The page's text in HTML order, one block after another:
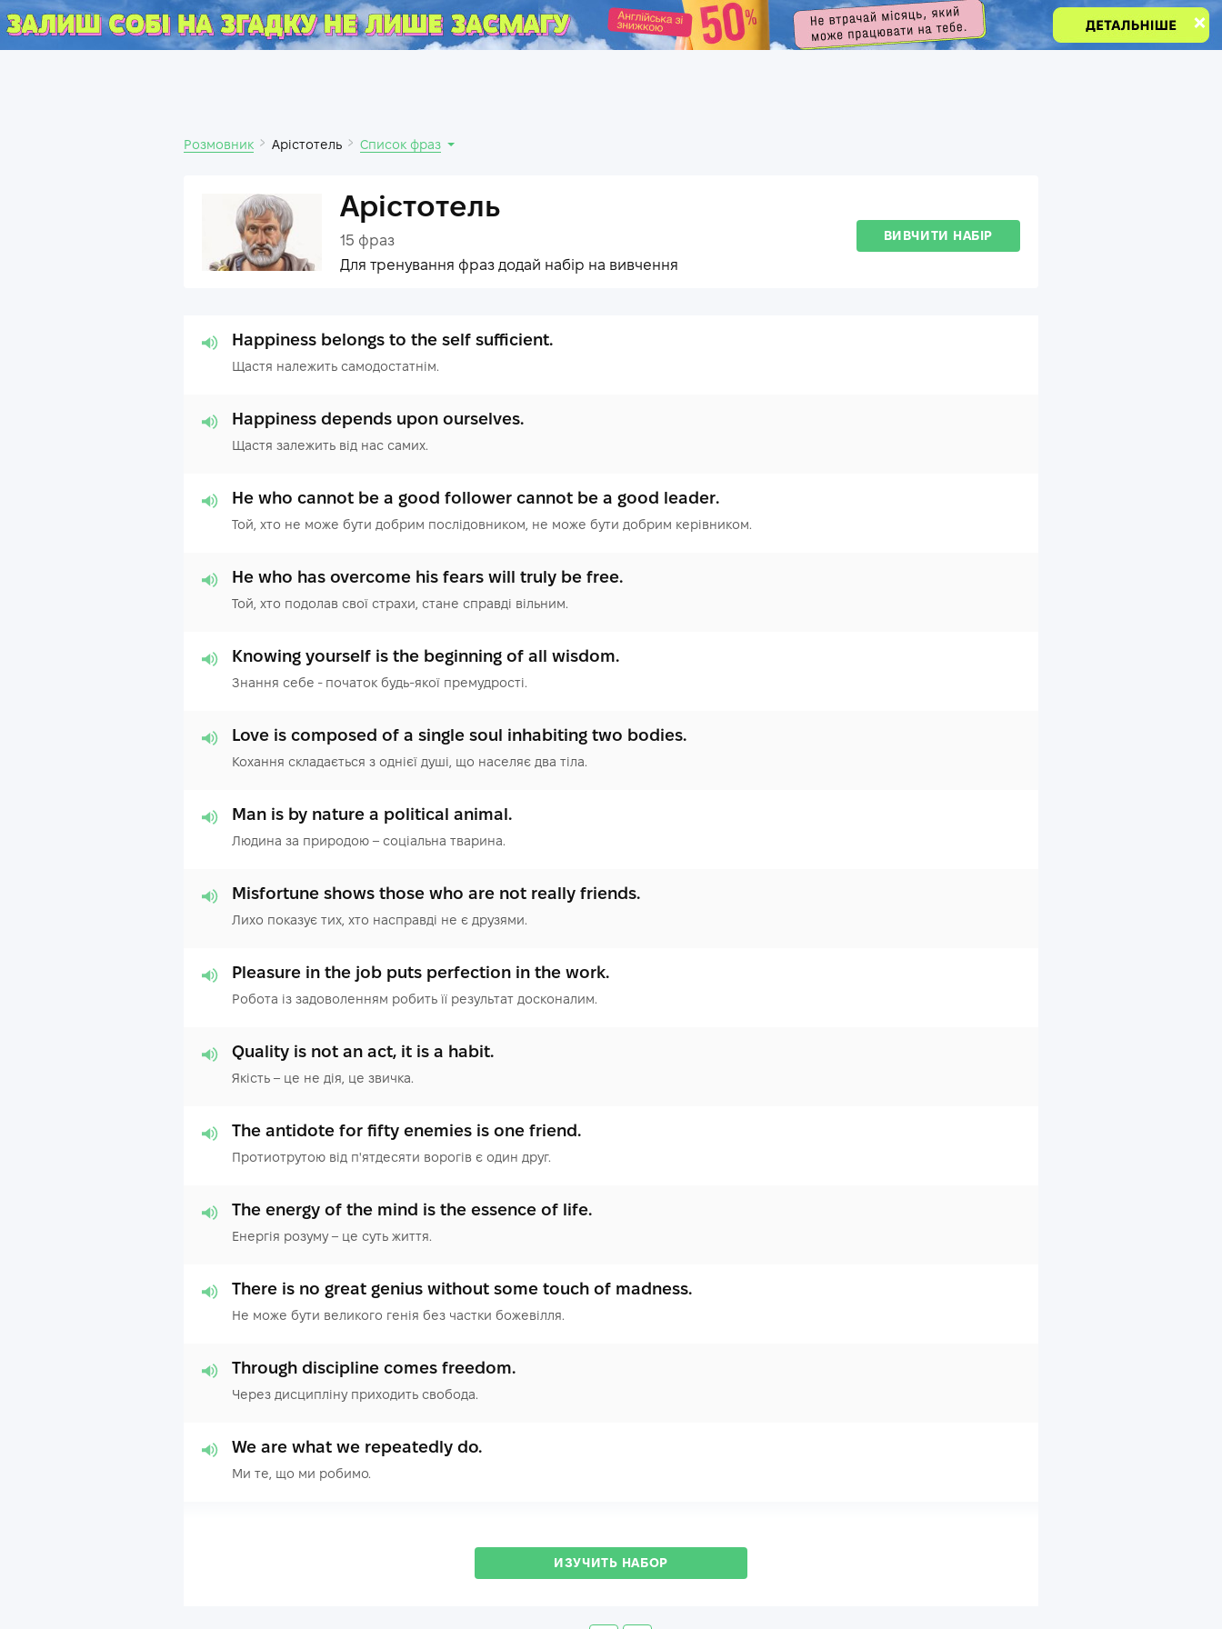
.
Розмовник Арістотель Список фраз
Арістотель
15 фраз
Для тренування фраз додай набір на вивчення
ВИВЧИТИ НАБІР
Happiness belongs to the self sufficient.
Щастя належить самодостатнім.
Happiness depends upon ourselves.
Щастя залежить від нас самих.
He who cannot be a good follower cannot be a good leader.
Той, хто не може бути добрим послідовником, не може бути добрим керівником.
He who has overcome his fears will truly be free.
Той, хто подолав свої страхи, стане справді вільним.
Knowing yourself is the beginning of all wisdom.
Знання себе - початок будь-якої премудрості.
Love is composed of a single soul inhabiting two bodies.
Кохання складається з однієї душі, що населяє два тіла.
Man is by nature a political animal.
Людина за природою – соціальна тварина.
Misfortune shows those who are not really friends.
Лихо показує тих, хто насправді не є друзями.
Pleasure in the job puts perfection in the work.
Робота із задоволенням робить її результат досконалим.
Quality is not an act, it is a habit.
Якість – це не дія, це звичка.
The antidote for fifty enemies is one friend.
Протиотрутою від п'ятдесяти ворогів є один друг.
The energy of the mind is the essence of life.
Енергія розуму – це суть життя.
There is no great genius without some touch of madness.
Не може бути великого генія без частки божевілля.
Through discipline comes freedom.
Через дисципліну приходить свобода.
We are what we repeatedly do.
Ми те, що ми робимо.
ИЗУЧИТЬ НАБОР